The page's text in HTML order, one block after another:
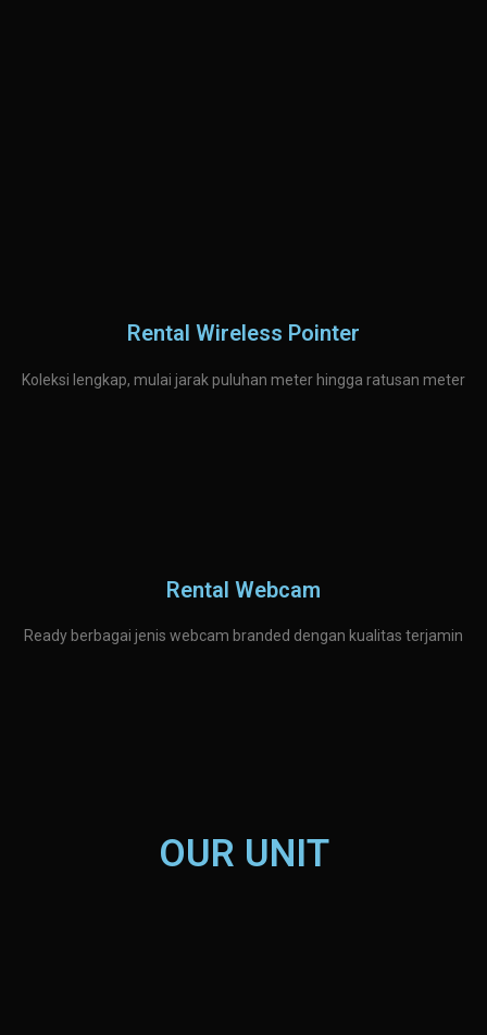
Rental Wireless Pointer
Koleksi lengkap, mulai jarak puluhan meter hingga ratusan meter
Rental Webcam
Ready berbagai jenis webcam branded dengan kualitas terjamin
OUR UNIT